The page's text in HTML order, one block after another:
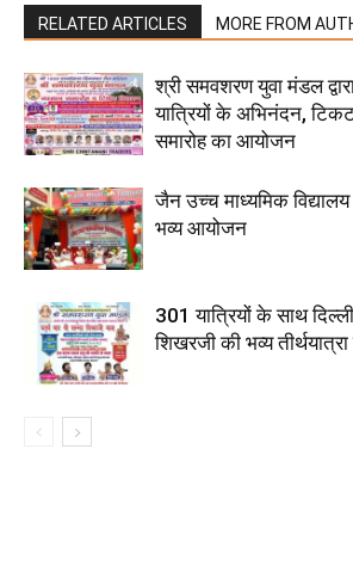
RELATED ARTICLES MORE FROM
श्री समवशरण युवा मंडल
यात्रियों के अभिनंदन,
समारोह का आयोजन
जैन उच्च माध्यमिक
भव्य आयोजन
301 यात्रियों के साथ
शिखरजी की भव्य